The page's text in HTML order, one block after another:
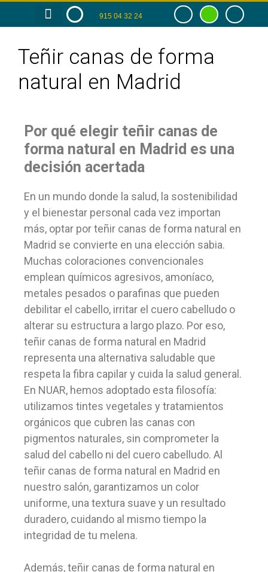
915 04 32 24
Teñir canas de forma
natural en Madrid
Por qué elegir teñir canas de
forma natural en Madrid es una
decisión acertada
En un mundo donde la salud, la sostenibilidad
y el bienestar personal cada vez importan
más, optar por teñir canas de forma natural en
Madrid se convierte en una elección sabia.
Muchas coloraciones convencionales
emplean químicos agresivos, amoníaco,
metales pesados o parafinas que pueden
debilitar el cabello, irritar el cuero cabelludo o
alterar su estructura a largo plazo. Por eso,
teñir canas de forma natural en Madrid
representa una alternativa saludable que
respeta la fibra capilar y cuida la salud general.
En NUAR, hemos adoptado esta filosofía:
utilizamos tintes vegetales y tratamientos
orgánicos que cubren las canas con
pigmentos naturales, sin comprometer la
salud del cabello ni del cuero cabelludo. Al
teñir canas de forma natural en Madrid en
nuestro salón, garantizamos un color
uniforme, una textura suave y un resultado
duradero, cuidando al mismo tiempo la
integridad de tu melena.
Además, teñir canas de forma natural en